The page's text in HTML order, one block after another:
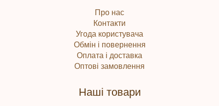
Про нас
Контакти
Угода користувача
Обмін і повернення
Оплата і доставка
Оптові замовлення
Наші товари